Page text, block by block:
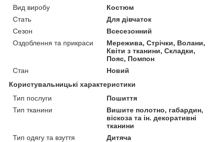
Вид виробу
Костюм
Стать
Для дівчаток
Сезон
Всесезонний
Оздоблення та прикраси
Мережива, Стрічки, Волани,
Квіти з тканини, Складки,
Пояс, Помпон
Стан
Новий
Користувальницькі характеристики
Тип послуги
Пошиття
Тип тканини
Вишите полотно, габардин,
віскоза та ін. декоративні
тканини
Тип одягу та взуття
Дитяча